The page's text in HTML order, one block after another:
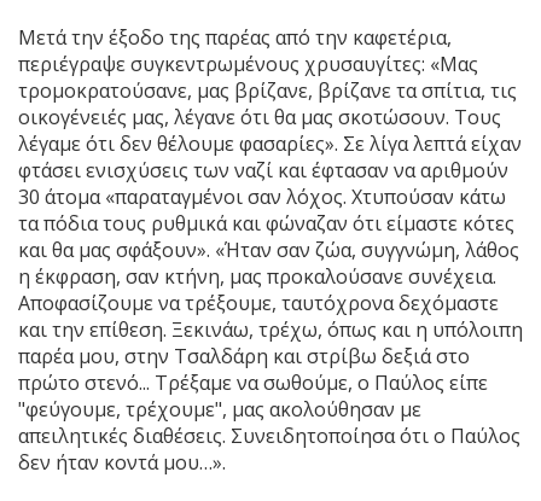
Μετά την έξοδο της παρέας από την καφετέρια,
περιέγραψε συγκεντρωμένους χρυσαυγίτες: «Μας
τρομοκρατούσανε, μας βρίζανε, βρίζανε τα σπίτια, τις
οικογένειές μας, λέγανε ότι θα μας σκοτώσουν. Τους
λέγαμε ότι δεν θέλουμε φασαρίες». Σε λίγα λεπτά είχαν
φτάσει ενισχύσεις των ναζί και έφτασαν να αριθμούν
30 άτομα «παραταγμένοι σαν λόχος. Χτυπούσαν κάτω
τα πόδια τους ρυθμικά και φώναζαν ότι είμαστε κότες
και θα μας σφάξουν». «Ήταν σαν ζώα, συγγνώμη, λάθος
η έκφραση, σαν κτήνη, μας προκαλούσανε συνέχεια.
Αποφασίζουμε να τρέξουμε, ταυτόχρονα δεχόμαστε
και την επίθεση. Ξεκινάω, τρέχω, όπως και η υπόλοιπη
παρέα μου, στην Τσαλδάρη και στρίβω δεξιά στο
πρώτο στενό... Τρέξαμε να σωθούμε, ο Παύλος είπε
"φεύγουμε, τρέχουμε", μας ακολούθησαν με
απειλητικές διαθέσεις. Συνειδητοποίησα ότι ο Παύλος
δεν ήταν κοντά μου…».